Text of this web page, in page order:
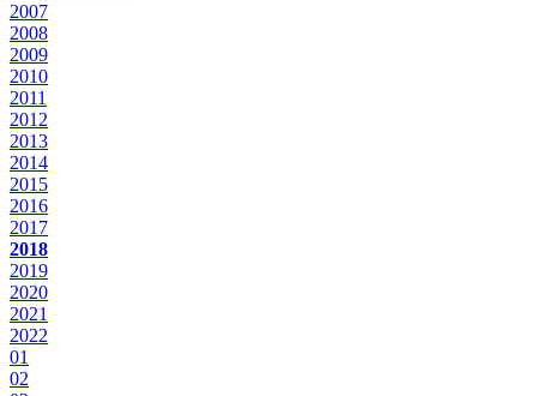
2007
2008
2009
2010
2011
2012
2013
2014
2015
2016
2017
2018
2019
2020
2021
2022
01
02